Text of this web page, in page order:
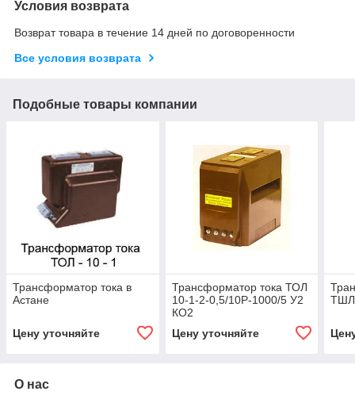
Условия возврата
Возврат товара в течение 14 дней по договоренности
Все условия возврата
Подобные товары компании
Трансформатор тока в
Астане
Цену уточняйте
Трансформатор тока ТОЛ
10-1-2-0,5/10Р-1000/5 У2
КО2
Цену уточняйте
О нас